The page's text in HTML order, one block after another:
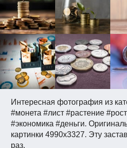
Интересная фотография из
#монета #лист #растение
#экономика #деньги.
картинки 4990x3327. Эту
раз.